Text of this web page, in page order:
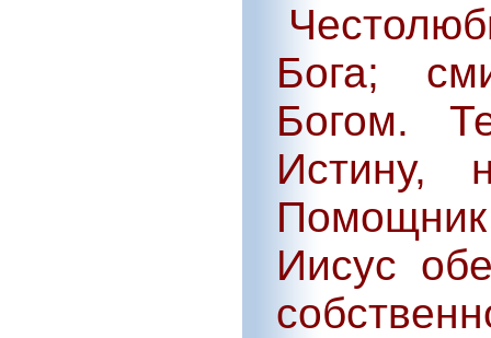
Бога;
Богом.
Истину,
Помощник
Иисус